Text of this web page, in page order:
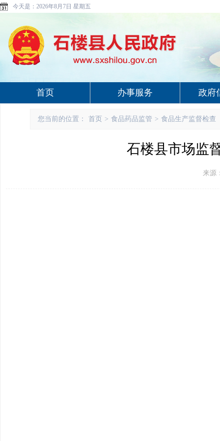
今天是： 2026年8月7日 星期五
首页 办事服务 政府
您当前的位置： 首页 > 食品药品监管 > 食品生产监督检查
石楼县市场监
来源